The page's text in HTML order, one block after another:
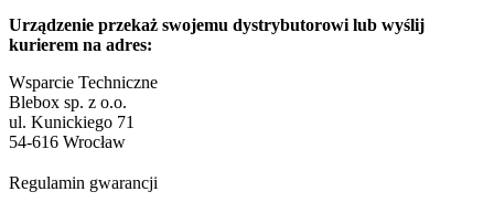
Urządzenie przekaż swojemu dystrybutorowi lub wyślij
kurierem na adres:
Wsparcie Techniczne
Blebox sp. z o.o.
ul. Kunickiego 71
54-616 Wrocław
Regulamin gwarancji